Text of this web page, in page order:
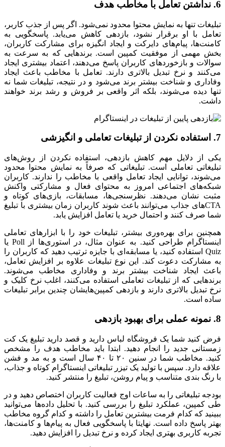
6. نداشتن تعامل با مخاطب هدف
تبلیغات تنها به نمایش محتوا محدود نمی‌شود. اگر پس از جذب کاربر،
تعامل با او برقرار نشود، بازدهی کاهش می‌یابد. پاسخگویی به
کامنت‌ها، پیام‌های دایرکت و ایجاد انگیزه برای مشارکت کاربران،
بخش مهمی از موفقیت کمپین است. برندهایی که به سرعت به
سوالات و بازخوردهای کاربران پاسخ می‌دهند، اعتماد بیشتری ایجاد
می‌کنند و نرخ تبدیل بالاتری دارند. تعامل با مخاطب باعث ایجاد
وفاداری و شناخت بیشتر برند می‌شود و در نتیجه، تبلیغات شما نه
تنها دیده می‌شوند، بلکه اثر واقعی بر فروش و رشد برند خواهند
داشت.
7. استفاده نکردن از تبلیغات تعاملی و انگیزشی
یکی از دلایل مهم کاهش بازدهی، استفاده نکردن از روش‌های
تبلیغاتی تعاملی است. تبلیغاتی که صرفاً به نمایش محتوا محدود
می‌شوند، توانایی ایجاد تعامل واقعی با مخاطب را ندارند. کاربران
شبکه‌های اجتماعی امروز به محتوای فعال و مشارکتی واکنش
مثبت نشان می‌دهند. نظرسنجی‌ها، مسابقات، بازی‌های کوتاه و
CTAهای جذاب می‌توانند باعث شوند کاربران زمان بیشتری با تبلیغ
شما صرف کنند و احتمال خرید یا تعامل افزایش یابد.
همچنین برای بهره‌وری بیشتر، تبلیغات خود را با ابزارهای تعاملی
اینستاگرام طراحی کنید. به ‌عنوان مثال، در استوری‌ها از Poll یا
Quiz استفاده کنید، یا مسابقه‌ای با جایزه ترتیب دهید که کاربران را
به مشارکت دعوت کند. این نوع تبلیغات علاوه بر افزایش تعامل،
باعث ایجاد شناخت بیشتر برند و وفاداری مخاطب می‌شوند.
برندهایی که از تبلیغات تعاملی استفاده می‌کنند، اغلب نرخ کلیک و
نرخ تبدیل بالاتری دارند و بازدهی کمپین‌هایشان چندین برابر تبلیغات
ساده است.
8. نمونه عملی برای بهبود بازدهی
فرض کنید شما یک فروشگاه لباس دارید و قصد دارید تبلیغ یک کت
زمستانی جدید را انجام دهید. ابتدا باید مخاطب هدف را مشخص
کنید. مخاطب شما در سنین ۲۰ تا ۴۰ سال است و به مد و فشن
علاقه دارد. سپس با تولید یک تیزر تبلیغاتی اینستاگرام کوتاه و جذاب،
با رنگ‌ بندی متناسب و پیام روشن، تبلیغ را منتشر کنید.
بودجه تبلیغاتی را به ساعات اوج فعالیت کاربران اختصاص دهید و در
طی کمپین، عملکرد تبلیغ را بررسی کنید. با تحلیل داده‌ها می‌توانید
ببینید که کدام فرمت بیشترین تعامل را داشته و کدام گروه مخاطب
بهتر پاسخ داده است. نهایتا با پاسخگویی فعال به پیام‌ها و کامنت‌ها،
تجربه کاربری بهتری ایجاد کرده و نرخ تبدیل را افزایش دهید.